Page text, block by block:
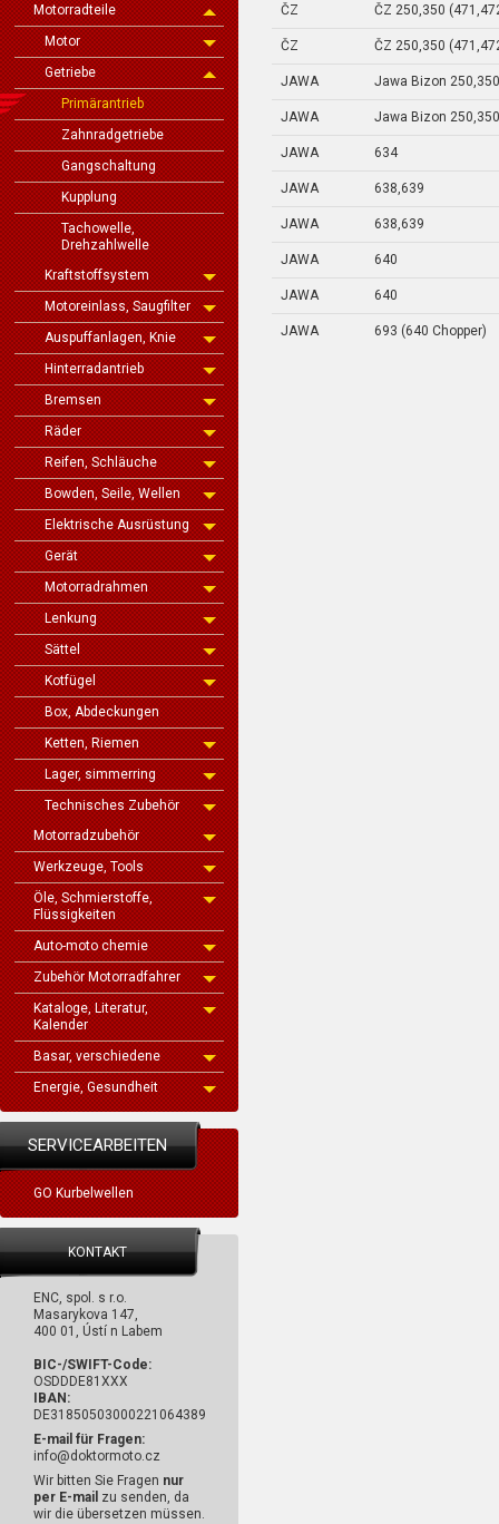
Motorradteile
Motor
Getriebe
Primärantrieb
Zahnradgetriebe
Gangschaltung
Kupplung
Tachowelle,
Drehzahlwelle
Kraftstoffsystem
Motoreinlass, Saugfilter
Auspuffanlagen, Knie
Hinterradantrieb
Bremsen
Räder
Reifen, Schläuche
Bowden, Seile, Wellen
Elektrische Ausrüstung
Gerät
Motorradrahmen
Lenkung
Sättel
Kotfügel
Box, Abdeckungen
Ketten, Riemen
Lager, simmerring
Technisches Zubehör
Motorradzubehör
Werkzeuge, Tools
Öle, Schmierstoffe,
Flüssigkeiten
Auto-moto chemie
Zubehör Motorradfahrer
Kataloge, Literatur,
Kalender
Basar, verschiedene
Energie, Gesundheit
SERVICEARBEITEN
GO Kurbelwellen
KONTAKT
ENC, spol. s r.o.
Masarykova 147,
400 01, Ústí n Labem
BIC-/SWIFT-Code:
OSDDDE81XXX
IBAN:
DE31850503000221064389
E-mail für Fragen:
info@doktormoto.cz
Wir bitten Sie Fragen nur
per E-mail zu senden, da
wir die übersetzen müssen.
ČZ ČZ 250,350
ČZ ČZ 250,350
JAWA Jawa Bizon 250,350
JAWA Jawa Bizon 250,350
JAWA 634
JAWA 638,639
JAWA 638,639
JAWA 640
JAWA 640
JAWA 693 (640 Chopper)